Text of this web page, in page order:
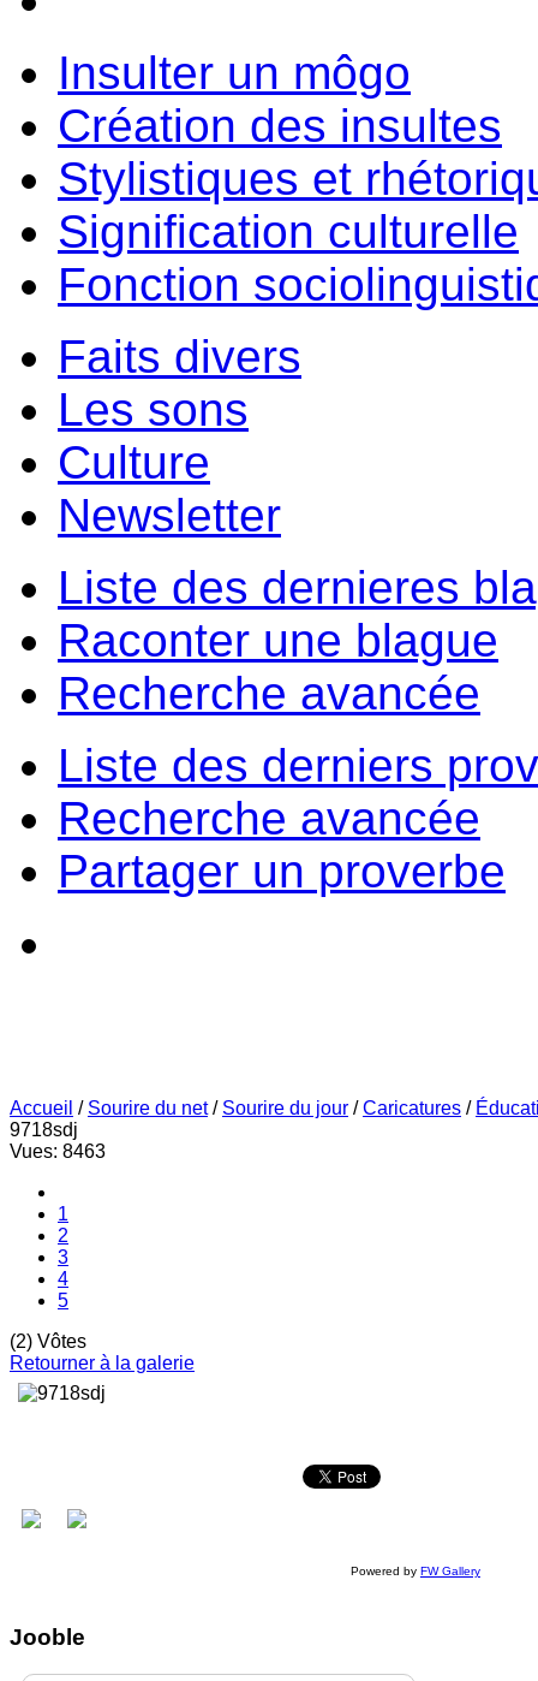
Insulter un môgo
Création des insultes
Stylistiques et
Signification culturelle
Fonction
Faits divers
Les sons
Culture
Newsletter
Liste des dernieres
Raconter une blague
Recherche avancée
Liste des derniers
Recherche avancée
Partager un proverbe
Accueil / Sourire du net / Sourire du jour /Caricatures /
9718sdj
Vues: 8463
1
2
3
4
5
(2) Vôtes
Retourner à la galerie
Powered by FW Gallery
Jooble